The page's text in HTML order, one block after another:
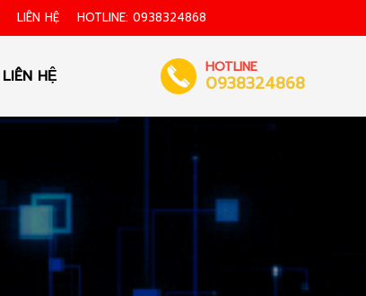
LIÊN HỆ HOTLINE: 0938324868
LIÊN HỆ HOTLINE
0938324868